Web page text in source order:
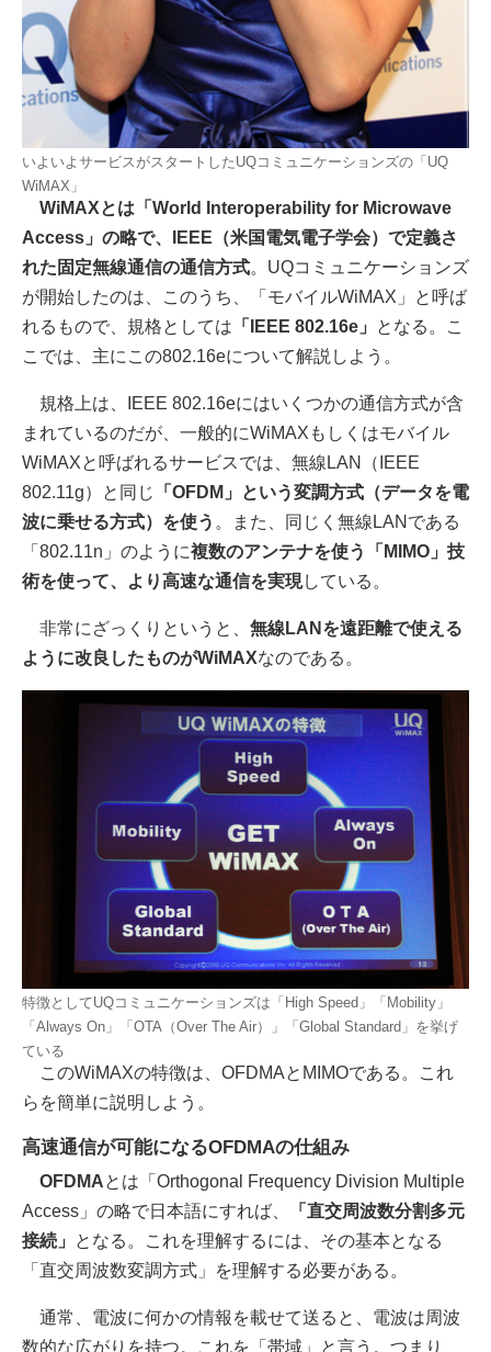
いよいよサービスがスタートしたUQコミュニケーションズの「UQ
WiMAX」
WiMAXとは「World Interoperability for Microwave
Access」の略で、IEEE（米国電気電子学会）で定義さ
れた固定無線通信の通信方式。UQコミュニケーションズ
が開始したのは、このうち、「モバイルWiMAX」と呼ば
れるもので、規格としては 「IEEE 802.16e」
となる。こ
こでは、主にこの802.16eについて解説しよう。
規格上は、IEEE 802.16eにはいくつかの通信方式が含
まれているのだが、一般的にWiMAXもしくはモバイル
WiMAXと呼ばれるサービスでは、無線LAN（IEEE
802.11g）と同じ
「OFDM」という変調方式（データを電
波に乗せる方式）を使う 。また、同じく無線LANである
「802.11n」のように複数のアンテナを使う「MIMO」技
術を使って、より高速な通信を実現している。
非常にざっくりというと、 無線LANを遠距離で使える
ように改良したものがWiMAXなのである。
特徴としてUQコミュニケーションズは「High Speed」「Mobility」
「Always On」「OTA（Over The Air）」「Global Standard」を挙げ
ている
このWiMAXの特徴は、OFDMAとMIMOである。これ
らを簡単に説明しよう。
高速通信が可能になるOFDMAの仕組み
OFDMAとは「Orthogonal Frequency Division Multiple
Access」の略で日本語にすれば、
「直交周波数分割多元
接続」
となる。これを理解するには、その基本となる
「直交周波数変調方式」を理解する必要がある。
通常、電波に何かの情報を載せて送ると、電波は周波
数的な広がりを持つ。これを「帯域」と言う。つまり、